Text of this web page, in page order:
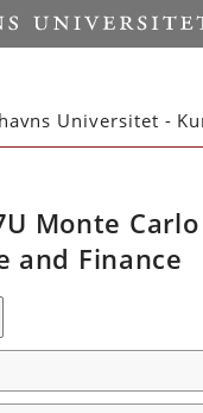
Universitet -
Monte
and Finance